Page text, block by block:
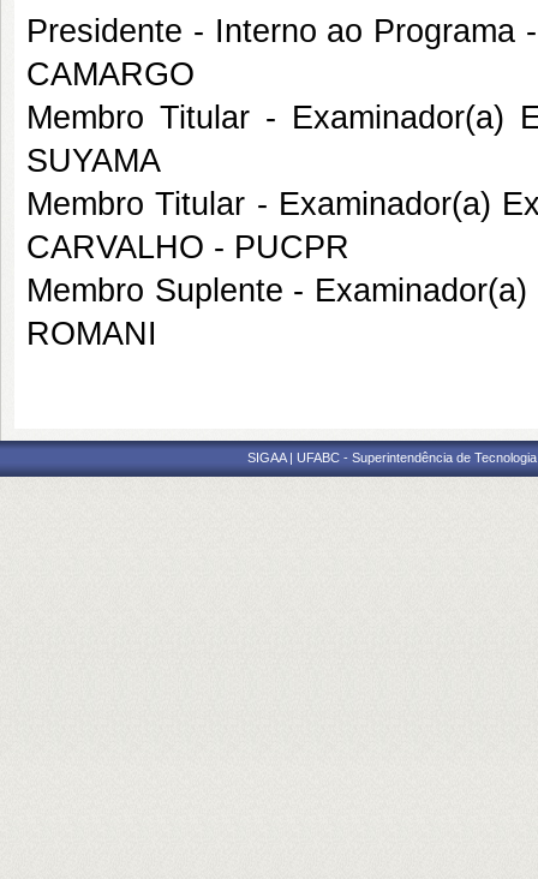
Presidente - Interno ao Programa
CAMARGO
Membro Titular - Examinador(a)
SUYAMA
Membro Titular - Examinador(a)
CARVALHO - PUCPR
Membro Suplente -
ROMANI
SIGAA | UFABC - Superintendência de